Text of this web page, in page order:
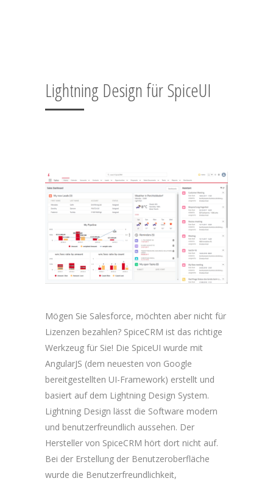
Lightning Design für SpiceUI
Mögen Sie Salesforce, möchten aber nicht für
Lizenzen bezahlen? SpiceCRM ist das richtige
Werkzeug für Sie! Die SpiceUI wurde mit
AngularJS (dem neuesten von Google
bereitgestellten UI-Framework) erstellt und
basiert auf dem Lightning Design System.
Lightning Design lässt die Software modern
und benutzerfreundlich aussehen. Der
Hersteller von SpiceCRM hört dort nicht auf.
Bei der Erstellung der Benutzeroberfläche
wurde die Benutzerfreundlichkeit,